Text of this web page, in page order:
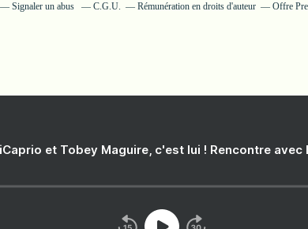
Signaler un abus C.G.U. Rémunération en droits d'auteur Offre
et Tobey Maguire, c'est lui ! Rencontre avec